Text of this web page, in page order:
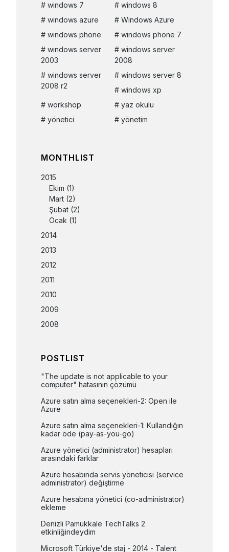
windows 7
windows 8
windows azure
Windows Azure
windows phone
windows phone 7
windows server
2003
windows server
2008
windows server
2008 r2
windows server 8
windows xp
workshop
yaz okulu
yönetici
yönetim
MONTHLIST
2015
Ekim (1)
Mart (2)
Şubat (2)
Ocak (1)
2014
2013
2012
2011
2010
2009
2008
POSTLIST
"The update is not applicable to your
computer" hatasının çözümü
Azure satın alma seçenekleri-2: Open ile
Azure
Azure satın alma seçenekleri-1: Kullandığın
kadar öde (pay-as-you-go)
Azure yönetici (administrator) hesapları
arasındaki farklar
Azure hesabında servis yöneticisi (service
administrator) değiştirme
Azure hesabına yönetici (co-administrator)
ekleme
Denizli Pamukkale TechTalks 2
etkinliğindeydim
Microsoft Türkiye'de staj - 2014 - Talent